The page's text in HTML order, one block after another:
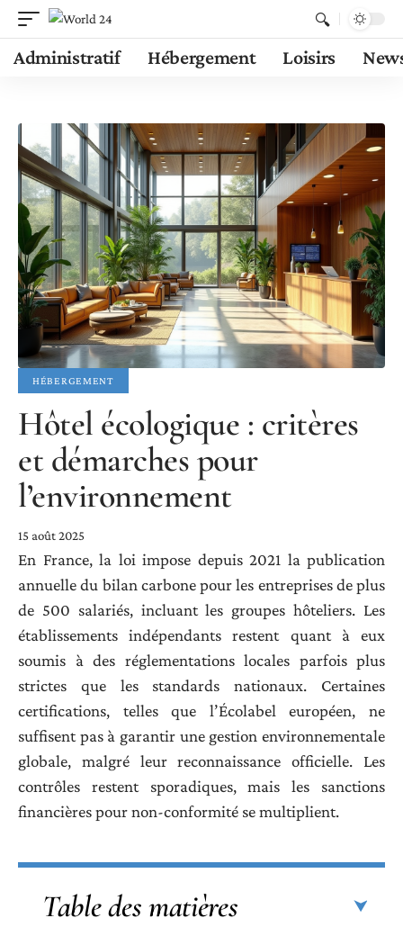
Administratif Hébergement Loisirs
HÉBERGEMENT
Hôtel écologique : critères
et démarches pour
l’environnement
15 août 2025
En France, la loi impose depuis 2021 la publication
annuelle du bilan carbone pour les entreprises de plus
de 500 salariés, incluant les groupes hôteliers. Les
établissements indépendants restent quant à eux
soumis à des réglementations locales parfois plus
strictes que les standards nationaux. Certaines
certifications, telles que l’Écolabel européen, ne
suffisent pas à garantir une gestion environnementale
globale, malgré leur reconnaissance officielle. Les
contrôles restent sporadiques, mais les sanctions
financières pour non-conformité se multiplient.
Table des matières